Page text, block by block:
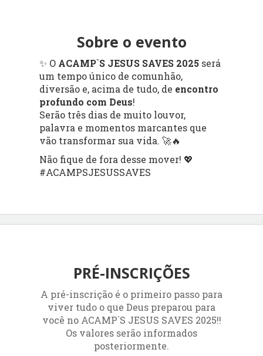
Sobre o evento
✨ O ACAMP`S JESUS SAVES 2025 será
um tempo único de comunhão,
diversão e, acima de tudo, de encontro
profundo com Deus!
Serão três dias de muito louvor,
palavra e momentos marcantes que
vão transformar sua vida. 🚀🔥
Não fique de fora desse mover! 💖
#ACAMPSJESUSSAVES
PRÉ-INSCRIÇÕES
A pré-inscrição é o primeiro passo para
viver tudo o que Deus preparou para
você no ACAMP`S JESUS SAVES 2025!!
Os valores serão informados
posteriormente.